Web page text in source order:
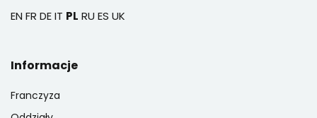
EN FR DEIT PL RU ES UK
Informacje
Franczyza